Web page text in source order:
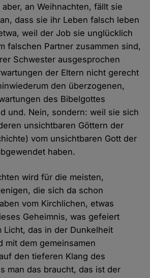
an Weihnachten, fällt sie
dass sie ihr Leben falsch leben
weil der Job sie unglücklich
falschen Partner zusammen sind,
Schwester ausgesprochen
der Eltern nicht gerecht
den überzogenen,
des Bibelgottes
und. Nein, sondern: weil sie sich
unsichtbaren Göttern der
vom unsichtbaren Gott der
haben.
wird für die meisten,
die sich da schon
vom Kirchlichen, etwas
Geheimnis, was gefeiert
Licht, das in der Dunkelheit
mit dem gemeinsamen
den tieferen Klang des
man das braucht, das ist der